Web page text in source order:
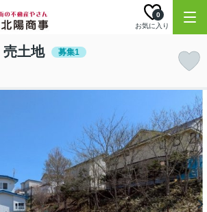
お気に入り
0
土地 募集1